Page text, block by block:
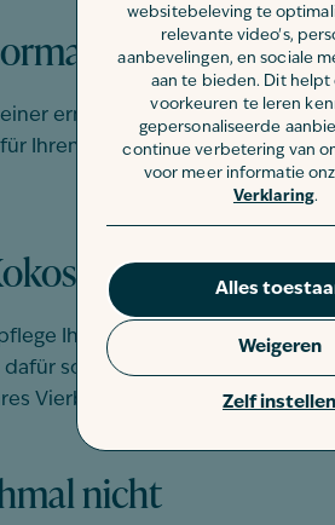
websitebeleving te
relevante video's,
aanbevelingen, en sociale
aan te bieden. Dit helpt
voorkeuren te leren
gepersonaliseerde
continue verbetering van
voor meer informatie
Verklaring.
Alles
Zelf instellen
Weigeren
Zahnpasta?
ernst und verwenden Sie
Ihren Hund giftig und enthält
Ihres Vierbeiners. Die
sorgen, dass die Zähne
Vierbeiners also Kokosöl
nicht